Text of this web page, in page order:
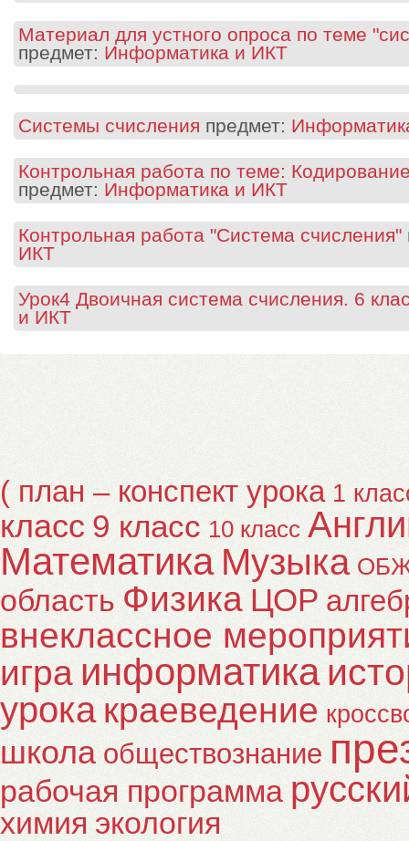
Материал для устного опроса по теме
предмет: Информатика и ИКТ
Системы счисления предмет:
Контрольная работа по теме:
предмет: Информатика и ИКТ
Контрольная работа "Система счисления"
ИКТ
Урок4 Двоичная система счисления. 6
и ИКТ
( план – конспект урока 1
класс 9 класс 10 класс
Математика Музыка
область Физика ЦОР
внеклассное
игра информатика
урока краеведение
школа обществознание
рабочая программа
химия экология